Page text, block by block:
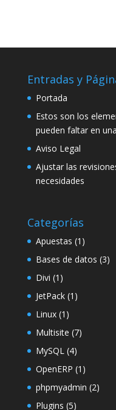
Entradas y
Portada
Estos son los
pueden faltar en
Aviso Legal
Ajustar las
necesidades
Categorías
Apuestas (1)
Bases de datos (3)
Divi (1)
JetPack(1)
Linux(1)
Multisite (7)
MySQL(4)
OpenERP (1)
phpmyadmin (2)
Plugins (5)